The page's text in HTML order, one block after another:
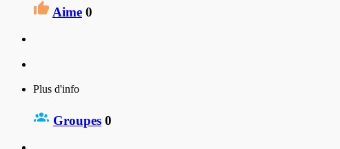
Aime 0
Plus d'info
Groupes 0